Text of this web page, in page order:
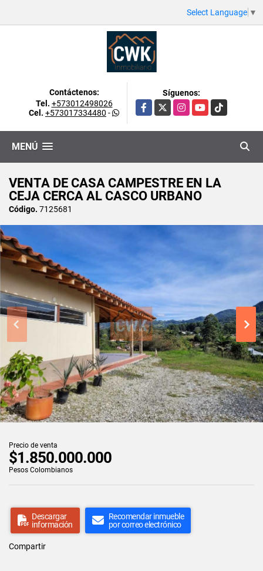
Select Language ▼
Contáctenos:
Tel. +573012498026
Cel. +573017334480 -
Síguenos:
Facebook
X InstagramYouTubeTikTok
MENÚ
VENTA DE CASA CAMPESTRE EN LA
CEJA CERCA AL CASCO URBANO
Código. 7125681
Precio de venta
$1.850.000.000
Pesos Colombianos
Descargar
información
Recomendar inmueble
por correo electrónico
Compartir